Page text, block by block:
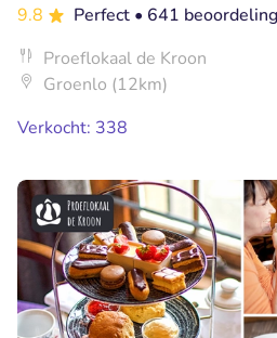
9.8 Perfect • 641
Proeflokaal de Kroon
Groenlo (12km)
Verkocht: 338